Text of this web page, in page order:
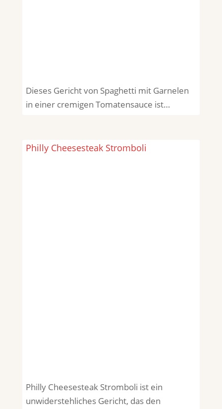
Dieses Gericht von Spaghetti mit Garnelen
in einer cremigen Tomatensauce ist…
Philly Cheesesteak Stromboli
Philly Cheesesteak Stromboli ist ein
unwiderstehliches Gericht, das den